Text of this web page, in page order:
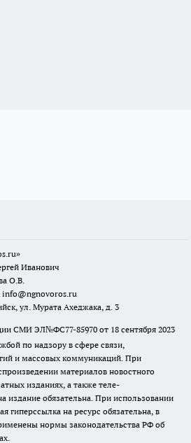
Иванович
О.В.
info@ngnovoros.ru
ул. Мурата Ахеджака, д. 3
СМИ ЭЛ№ФС77-85970 от 18 сентября 2023
по надзору в сфере связи,
и массовых коммуникаций. При
материалов новостного
изданиях, а также теле-
издание обязательна. При использовании
гиперссылка на ресурс обязательна, в
нормы законодательства РФ об